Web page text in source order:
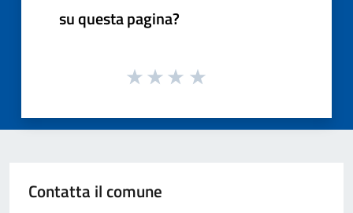
su questa pagina?
Contatta il comune